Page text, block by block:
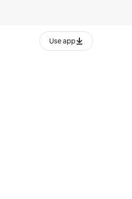
Use app